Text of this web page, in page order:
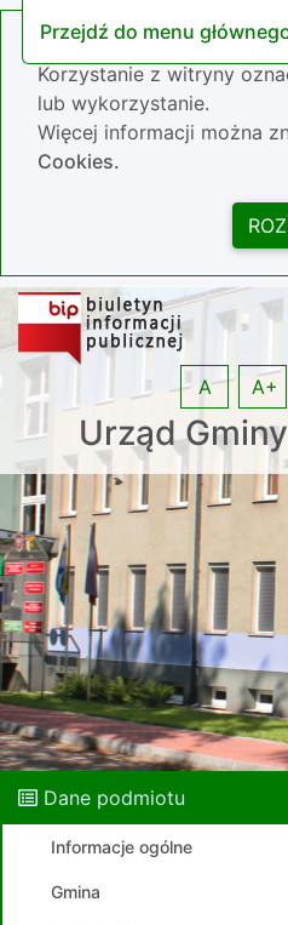
Przejdź do menu
Nasza strona
Korzystanie z witryny
lub wykorzystanie.
Więcej informacji można
Cookies.
Urząd
A A+
Dane podmiotu
Informacje ogólne
Gmina